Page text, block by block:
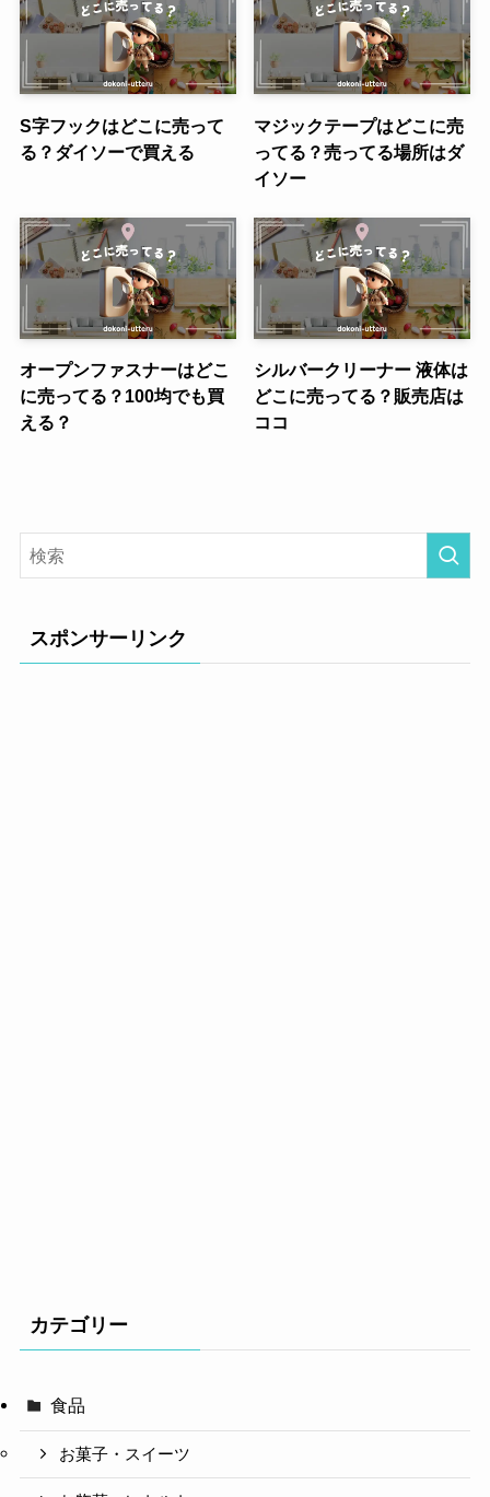
S字フックはどこに売って
る？ダイソーで買える
マジックテープはどこに売
ってる？売ってる場所はダ
イソー
オープンファスナーはどこ
に売ってる？100均でも買
える？
シルバークリーナー 液体は
どこに売ってる？販売店は
ココ
スポンサーリンク
カテゴリー
食品
お菓子・スイーツ